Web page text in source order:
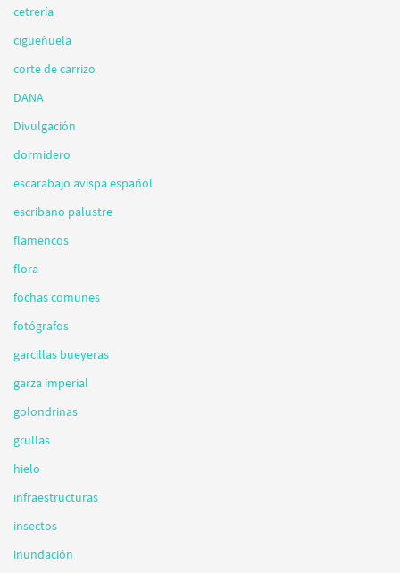
cetrería
cigüeñuela
corte de carrizo
DANA
Divulgación
dormidero
escarabajo avispa español
escribano palustre
flamencos
flora
fochas comunes
fotógrafos
garcillas bueyeras
garza imperial
golondrinas
grullas
hielo
infraestructuras
insectos
inundación